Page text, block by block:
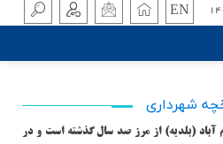
EN
شهرداری
آباد (بلدیه) از مرز صد سال گذشته است و در